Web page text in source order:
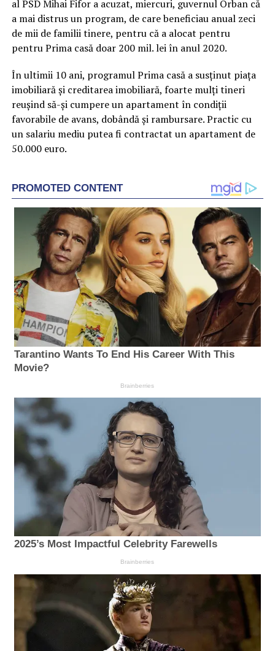
al PSD Mihai Fifor a acuzat, miercuri, guvernul Orban că
a mai distrus un program, de care beneficiau anual zeci
de mii de familii tinere, pentru că a alocat pentru
pentru Prima casă doar 200 mil. lei în anul 2020.
În ultimii 10 ani, programul Prima casă a susţinut piaţa
imobiliară şi creditarea imobiliară, foarte mulţi tineri
reuşind să-şi cumpere un apartament în condiţii
favorabile de avans, dobândă şi rambursare. Practic cu
un salariu mediu putea fi contractat un apartament de
50.000 euro.